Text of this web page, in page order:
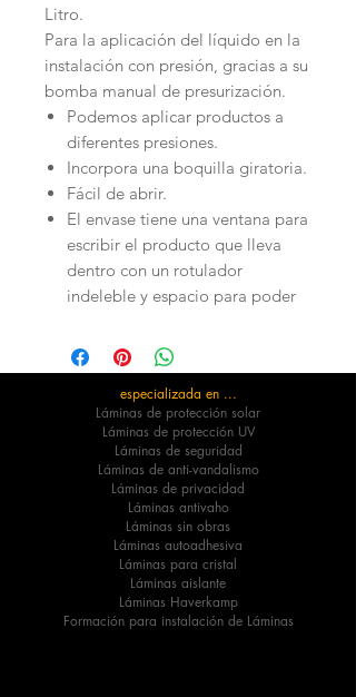
Litro.
Para la aplicación del líquido en la
instalación con presión, gracias a su
bomba manual de presurización.
Podemos aplicar productos a
diferentes presiones.
Incorpora una boquilla giratoria.
Fácil de abrir.
El envase tiene una ventana para
escribir el producto que lleva
dentro con un rotulador
indeleble y espacio para poder
especializada en ...
Láminas de protección solar
Láminas de protección UV
Láminas de seguridad
Láminas de anti-vandalismo
Láminas de privacidad
Láminas antivaho
Láminas sin obras
Láminas autoadhesiva
Láminas para cristal
Láminas aislante
Láminas Haverkamp
Formación para instalación de Láminas